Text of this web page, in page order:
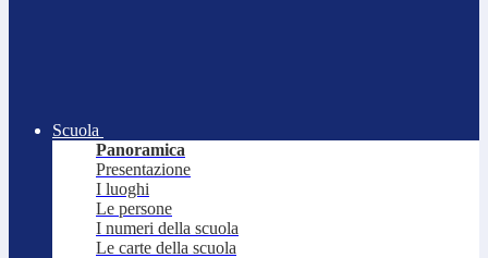
Scuola
Panoramica
Presentazione
I luoghi
Le persone
I numeri della scuola
Le carte della scuola